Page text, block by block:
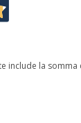
include la somma